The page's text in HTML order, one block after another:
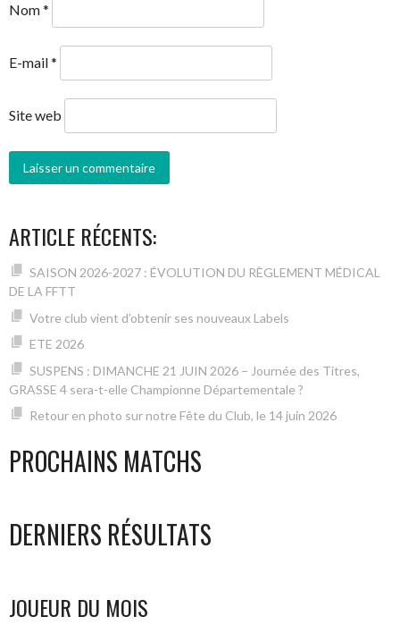
Nom*
E-mail*
Site web
ARTICLE RÉCENTS:
SAISON 2026-2027 : ÉVOLUTION DU RÈGLEMENT MÉDICAL
DE LA FFTT
Votre club vient d’obtenir ses nouveaux Labels
ETE 2026
SUSPENS : DIMANCHE 21 JUIN 2026 – Journée des Titres,
GRASSE 4 sera-t-elle Championne Départementale ?
Retour en photo sur notre Fête du Club, le 14 juin 2026
PROCHAINS MATCHS
DERNIERS RÉSULTATS
JOUEUR DU MOIS